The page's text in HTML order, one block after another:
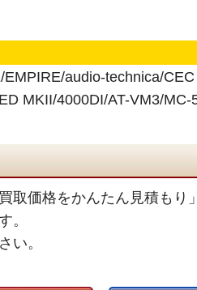
audio-technica/CEC
MKII/4000DI/AT-VM3/MC-
取価格をかんたん見積もり
。
い。